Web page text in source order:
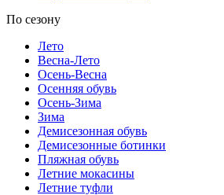
По сезону
Лето
Весна-Лето
Осень-Весна
Осенняя обувь
Осень-Зима
Зима
Демисезонная обувь
Демисезонные ботинки
Пляжная обувь
Летние мокасины
Летние туфли